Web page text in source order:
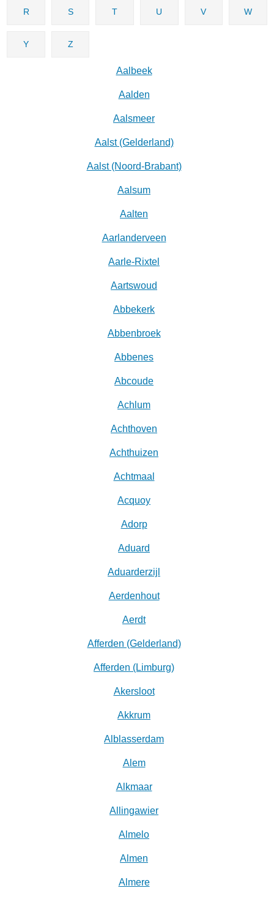
R S T U V W
Y Z
Aalbeek
Aalden
Aalsmeer
Aalst (Gelderland)
Aalst (Noord-Brabant)
Aalsum
Aalten
Aarlanderveen
Aarle-Rixtel
Aartswoud
Abbekerk
Abbenbroek
Abbenes
Abcoude
Achlum
Achthoven
Achthuizen
Achtmaal
Acquoy
Adorp
Aduard
Aduarderzijl
Aerdenhout
Aerdt
Afferden (Gelderland)
Afferden (Limburg)
Akersloot
Akkrum
Alblasserdam
Alem
Alkmaar
Allingawier
Almelo
Almen
Almere